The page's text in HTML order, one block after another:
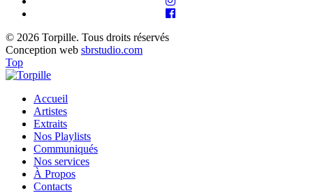
© 2026 Torpille. Tous droits réservés
Conception web sbrstudio.com
Top
Accueil
Artistes
Extraits
Nos Playlists
Communiqués
Nos services
À Propos
Contacts